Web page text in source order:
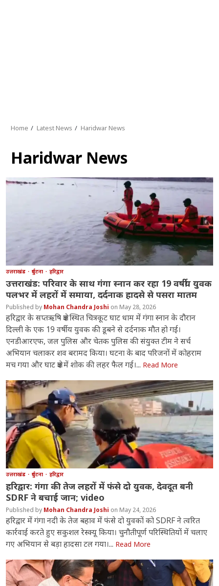
Home Latest News Haridwar News
Haridwar News
उत्तराखंड दुर्घटना हरिद्वार
उत्तराखंड: परिवार के साथ गंगा स्नान कर रहा 19 वर्षीय युवक
पलभर में लहरों में समाया, दर्दनाक हादसे से पसरा मातम
Mohan Chandra Joshi May 28, 2026
हरिद्वार के सप्तऋषि क्षेत्र स्थित चित्रकूट घाट धाम में गंगा स्नान के दौरान
दिल्ली के एक 19 वर्षीय युवक की डूबने से दर्दनाक मौत हो गई।
एनडीआरएफ, जल पुलिस और चेतक पुलिस की संयुक्त टीम ने सर्च
अभियान चलाकर शव बरामद किया। घटना के बाद परिजनों में कोहराम
मच गया और घाट क्षेत्र में शोक की लहर फैल गई।... Read More
उत्तराखंड दुर्घटना हरिद्वार
हरिद्वार: गंगा की तेज लहरों में फंसे दो युवक, देवदूत बनी
SDRF ने बचाई जान; video
Mohan Chandra Joshi May 24, 2026
हरिद्वार में गंगा नदी के तेज बहाव में फंसे दो युवकों को SDRF ने त्वरित
कार्रवाई करते हुए सकुशल रेस्क्यू किया। चुनौतीपूर्ण परिस्थितियों में चलाए
गए अभियान से बड़ा हादसा टल गया।... Read More